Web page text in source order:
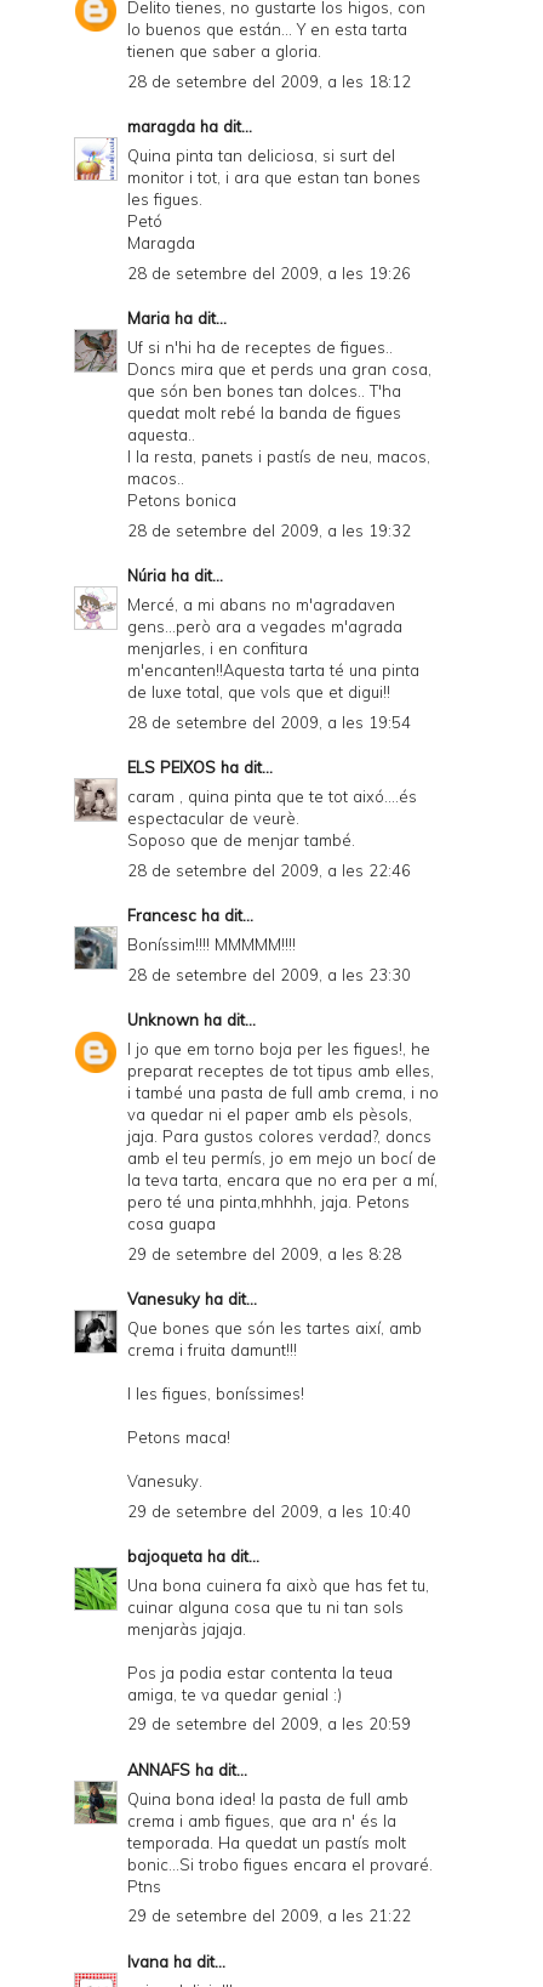
Delito tienes, no gustarte los higos, con
lo buenos que están... Y en esta tarta
tienen que saber a gloria.
28 de setembre del 2009, a les 18:12
maragda ha dit...
Quina pinta tan deliciosa, si surt del
monitor i tot, i ara que estan tan bones
les figues.
Petó
Maragda
28 de setembre del 2009, a les 19:26
Maria ha dit...
Uf si n'hi ha de receptes de figues..
Doncs mira que et perds una gran cosa,
que són ben bones tan dolces.. T'ha
quedat molt rebé la banda de figues
aquesta..
I la resta, panets i pastís de neu, macos,
macos..
Petons bonica
28 de setembre del 2009, a les 19:32
Núria ha dit...
Mercé, a mi abans no m'agradaven
gens...però ara a vegades m'agrada
menjarles, i en confitura
m'encanten!!Aquesta tarta té una pinta
de luxe total, que vols que et digui!!
28 de setembre del 2009, a les 19:54
ELS PEIXOS ha dit...
caram , quina pinta que te tot aixó....és
espectacular de veurè.
Soposo que de menjar també.
28 de setembre del 2009, a les 22:46
Francesc ha dit...
Boníssim!!!! MMMMM!!!!
28 de setembre del 2009, a les 23:30
Unknown ha dit...
I jo que em torno boja per les figues!, he
preparat receptes de tot tipus amb elles,
i també una pasta de full amb crema, i no
va quedar ni el paper amb els pèsols,
jaja. Para gustos colores verdad?, doncs
amb el teu permís, jo em mejo un bocí de
la teva tarta, encara que no era per a mí,
pero té una pinta,mhhhh, jaja. Petons
cosa guapa
29 de setembre del 2009, a les 8:28
Vanesukyha dit...
Que bones que són les tartes així, amb
crema i fruita damunt!!!
I les figues, boníssimes!
Petons maca!
Vanesuky.
29 de setembre del 2009, a les 10:40
bajoqueta ha dit...
Una bona cuinera fa això que has fet tu,
cuinar alguna cosa que tu ni tan sols
menjaràs jajaja.
Pos ja podia estar contenta la teua
amiga, te va quedar genial :)
29 de setembre del 2009, a les 20:59
ANNAFS ha dit...
Quina bona idea! la pasta de full amb
crema i amb figues, que ara n' és la
temporada. Ha quedat un pastís molt
bonic...Si trobo figues encara el provaré.
Ptns
29 de setembre del 2009, a les 21:22
Ivana ha dit...